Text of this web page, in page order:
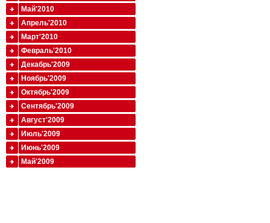
Май'2010
Апрель'2010
Март'2010
Февраль'2010
Декабрь'2009
Ноябрь'2009
Октябрь'2009
Сентябрь'2009
Август'2009
Июль'2009
Июнь'2009
Май'2009